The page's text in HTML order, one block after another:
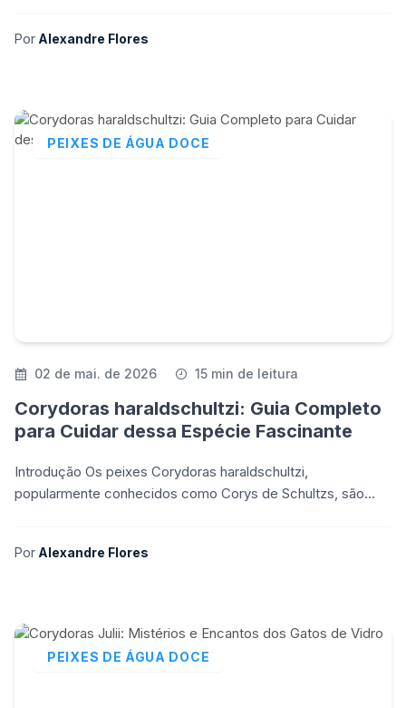
Por Alexandre Flores
PEIXES DE ÁGUA DOCE
02 de mai. de 2026 15 min de leitura
Corydoras haraldschultzi: Guia Completo
para Cuidar dessa Espécie Fascinante
Introdução Os peixes Corydoras haraldschultzi,
popularmente conhecidos como Corys de Schultzs, são
Por Alexandre Flores
PEIXES DE ÁGUA DOCE